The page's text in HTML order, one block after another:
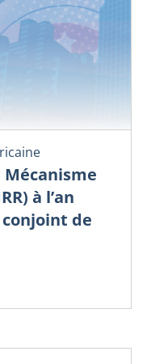
Mécanisme
à l’an
conjoint de